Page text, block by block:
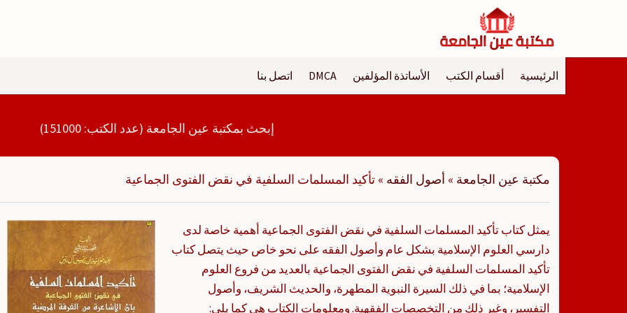
الرئيسية أقسام الكتب الأساتذة المؤلفين DMCA اتصل بنا
إبحث بمكتبة عين الجامعة (عدد الكتب: 151000)
مكتبة عين الجامعة » أصول الفقه » تأكيد المسلمات السلفية في نقض الفتوى الجماعية
يمثل كتاب تأكيد المسلمات السلفية في نقض الفتوى الجماعية أهمية خاصة لدى
دارسي العلوم الإسلامية بشكل عام وأصول الفقه على نحو خاص حيث يتصل كتاب
تأكيد المسلمات السلفية في نقض الفتوى الجماعية بالعديد من فروع العلوم
الإسلامية؛ بما في ذلك السيرة النبوية المطهرة، والحديث الشريف، وأصول
التفسير، وغير ذلك من التخصصات الفقهية. ومعلومات الكتاب هي كما يلي: